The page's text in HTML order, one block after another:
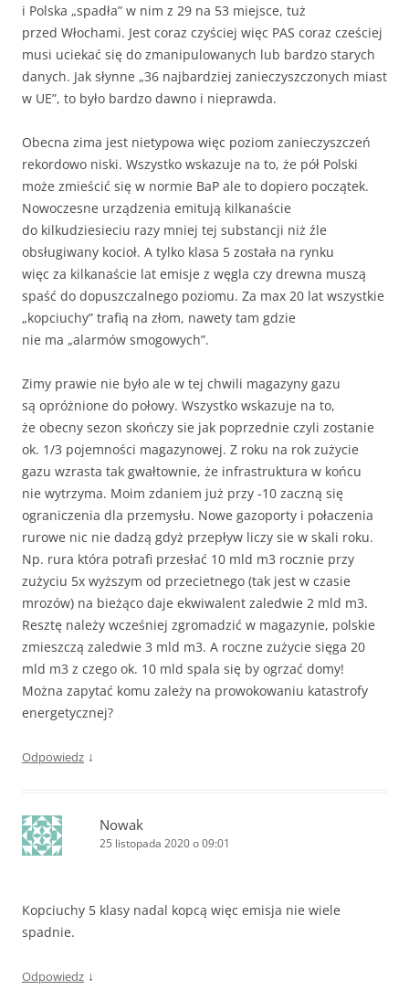
i Polska „spadła” w nim z 29 na 53 miejsce, tuż
przed Włochami. Jest coraz czyściej więc PAS coraz cześciej
musi uciekać się do zmanipulowanych lub bardzo starych
danych. Jak słynne „36 najbardziej zanieczyszczonych miast
w UE”, to było bardzo dawno i nieprawda.
Obecna zima jest nietypowa więc poziom zanieczyszczeń
rekordowo niski. Wszystko wskazuje na to, że pół Polski
może zmieścić się w normie BaP ale to dopiero początek.
Nowoczesne urządzenia emitują kilkanaście
do kilkudziesieciu razy mniej tej substancji niż źle
obsługiwany kocioł. A tylko klasa 5 została na rynku
więc za kilkanaście lat emisje z węgla czy drewna muszą
spaść do dopuszczalnego poziomu. Za max 20 lat wszystkie
„kopciuchy” trafią na złom, nawety tam gdzie
nie ma „alarmów smogowych”.
Zimy prawie nie było ale w tej chwili magazyny gazu
są opróżnione do połowy. Wszystko wskazuje na to,
że obecny sezon skończy sie jak poprzednie czyli zostanie
ok. 1/3 pojemności magazynowej. Z roku na rok zużycie
gazu wzrasta tak gwałtownie, że infrastruktura w końcu
nie wytrzyma. Moim zdaniem już przy -10 zaczną się
ograniczenia dla przemysłu. Nowe gazoporty i połaczenia
rurowe nic nie dadzą gdyż przepływ liczy sie w skali roku.
Np. rura która potrafi przesłać 10 mld m3 rocznie przy
zużyciu 5x wyższym od przecietnego (tak jest w czasie
mrozów) na bieżąco daje ekwiwalent zaledwie 2 mld m3.
Resztę należy wcześniej zgromadzić w magazynie, polskie
zmieszczą zaledwie 3 mld m3. A roczne zużycie sięga 20
mld m3 z czego ok. 10 mld spala się by ogrzać domy!
Można zapytać komu zależy na prowokowaniu katastrofy
energetycznej?
Odpowiedz ↓
Nowak
25 listopada 2020 o 09:01
Kopciuchy 5 klasy nadal kopcą więc emisja nie wiele
spadnie.
Odpowiedz ↓